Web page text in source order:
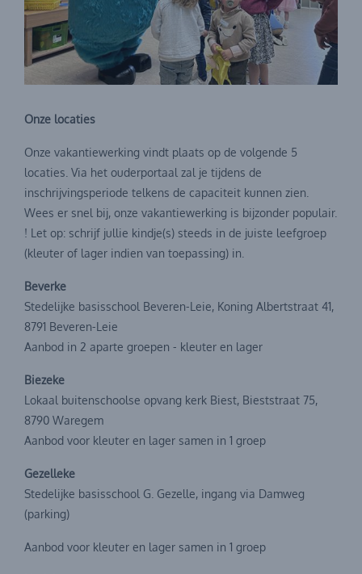
Onze locaties
Onze vakantiewerking vindt plaats op de volgende 5
locaties. Via het ouderportaal zal je tijdens de
inschrijvingsperiode telkens de capaciteit kunnen zien.
Wees er snel bij, onze vakantiewerking is bijzonder populair.
! Let op: schrijf jullie kindje(s) steeds in de juiste leefgroep
(kleuter of lager indien van toepassing) in.
Beverke
Stedelijke basisschool Beveren-Leie, Koning Albertstraat 41,
8791 Beveren-Leie
Aanbod in 2 aparte groepen - kleuter en lager
Biezeke
Lokaal buitenschoolse opvang kerk Biest, Bieststraat 75,
8790 Waregem
Aanbod voor kleuter en lager samen in 1 groep
Gezelleke
Stedelijke basisschool G. Gezelle, ingang via Damweg
(parking)
Aanbod voor kleuter en lager samen in 1 groep